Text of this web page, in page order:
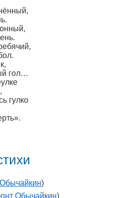
гол…
гулко
)
Обычайкин)